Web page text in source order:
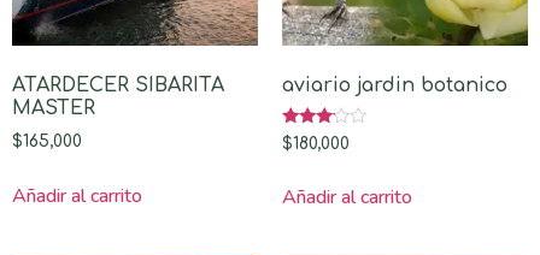
ATARDECER SIBARITA
MASTER
$165,000
Añadir al carrito
aviario jardin botanico
Valorado
con
$180,000
Añadir al carrito